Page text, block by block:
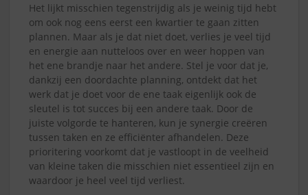
Het lijkt misschien tegenstrijdig als je weinig tijd hebt
om ook nog eens eerst een kwartier te gaan zitten
plannen. Maar als je dat niet doet, verlies je veel tijd
en energie aan nutteloos over en weer hoppen van
het ene brandje naar het andere. Stel je voor dat je,
dankzij een doordachte planning, ontdekt dat het
werk dat je doet voor de ene taak eigenlijk ook de
sleutel is tot succes bij een andere taak. Door de
juiste volgorde te hanteren, kun je synergie creëren
tussen taken en ze efficiënter afhandelen. Deze
prioritering voorkomt dat je vastloopt in de veelheid
van kleine taken die misschien niet essentieel zijn en
waardoor je heel veel tijd verliest.